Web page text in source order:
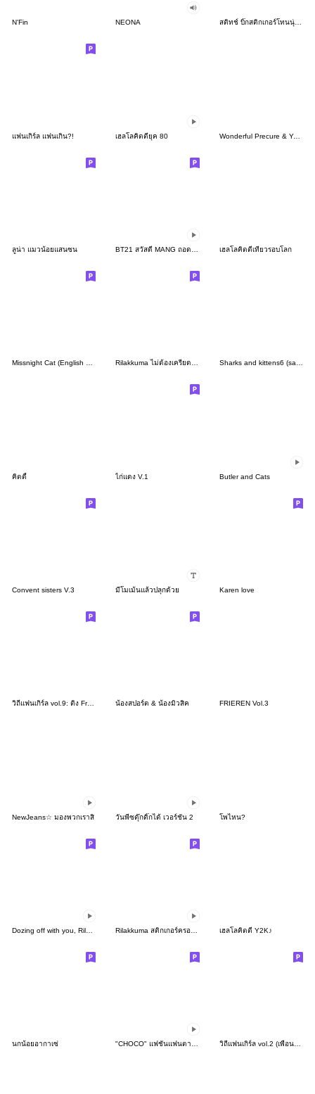
N'Fin NEONA สติทช์ บิ๊กสติกเกอร์โทนนุ่มละมุน
แฟนเกิร์ล แฟนเกิน?! เฮลโลคิตตียุค 80 Wonderful Precure & You and Idol Precure
ลูน่า แมวน้อยแสนซน เฮลโลคิตตีเที่ยวรอบโลก
Missnight Cat (English Ver.) Rilakkuma ไม่ต้องเครียดมาก Sharks and kittens6 (samenyan)
คิตตี้ ไก่แดง V.1 Butler and Cats
Convent sisters V.3 มีโมเม้นแล้วปลุกด้วย Karen love
วิถีแฟนเกิร์ล vol.9: ติ่ง From Home น้องสปอร์ต & น้องมิวสิค FRIEREN Vol.3
NewJeans☆ มองพวกเราสิ วันพีซดุ๊กดิ๊กได้ เวอร์ชัน 2 โพไหน?
เฮลโลคิตตี Y2K♪
นกน้อยอากาเซ่ "CHOCO" แฟชั่นแฟนตาซี ดุ๊กดิ๊กได้ วิถีแฟนเกิร์ล vol.2 (เพื่อนรัก)